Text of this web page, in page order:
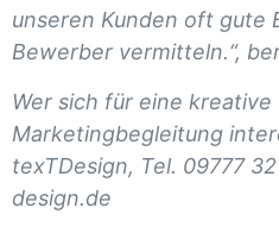
unseren Kunden oft gute
Bewerber vermitteln.“,
Wer sich für eine kreative
Marketingbegleitung
texTDesign, Tel. 09777
design.de